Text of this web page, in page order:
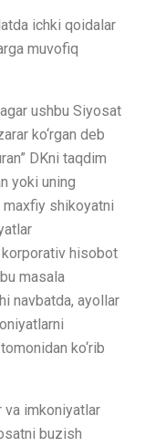
ichki qoidalar
muvofiq
ushbu Siyosat
ko‘rgan deb
DKni taqdim
yoki uning
maxfiy shikoyatni
hisobot
masala
navbatda, ayollar
ko‘rib
va imkoniyatlar
buzish